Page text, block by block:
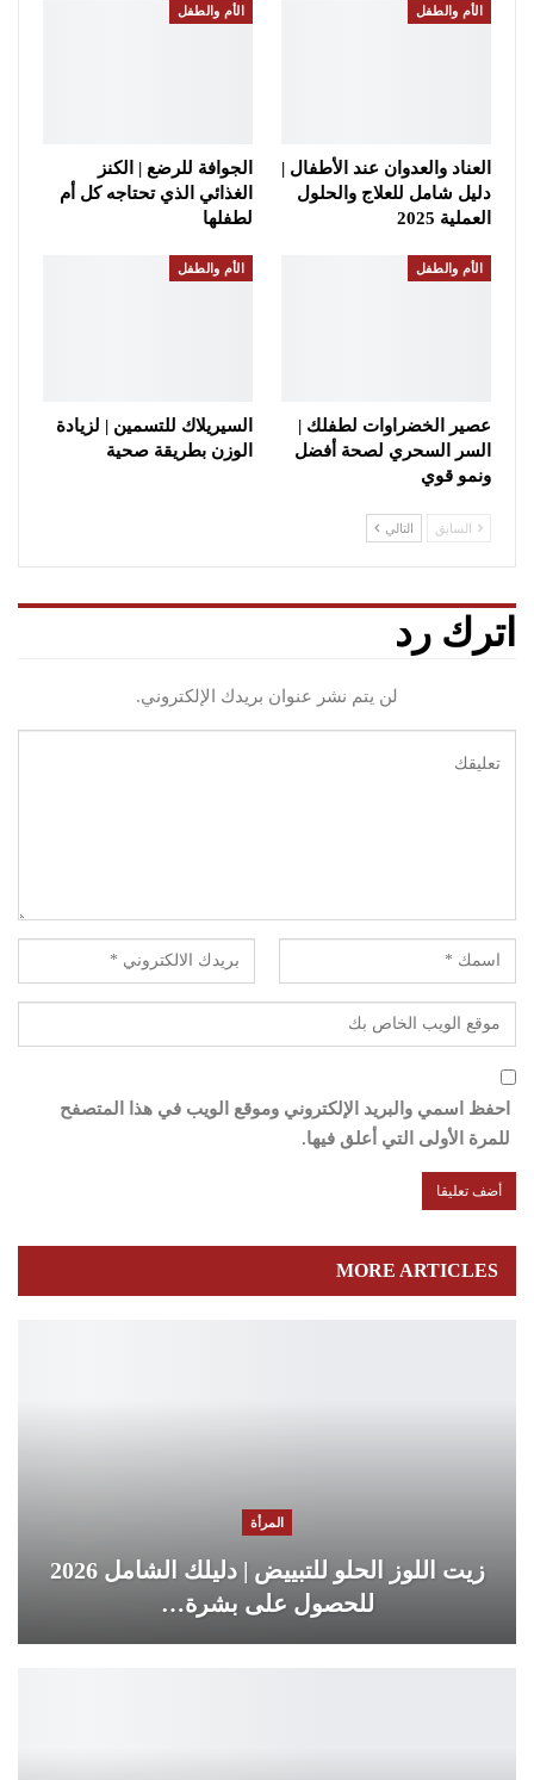
الأم والطفل
العناد والعدوان عند الأطفال |
دليل شامل للعلاج والحلول
العملية 2025
الأم والطفل
الجوافة للرضع | الكنز
الغذائي الذي تحتاجه كل أم
لطفلها
الأم والطفل
عصير الخضراوات لطفلك |
السر السحري لصحة أفضل
ونمو قوي
الأم والطفل
السيريلاك للتسمين | لزيادة
الوزن بطريقة صحية
السابق التالي
اترك رد
لن يتم نشر عنوان بريدك الإلكتروني.
احفظ اسمي والبريد الإلكتروني وموقع الويب في هذا المتصفح
للمرة الأولى التي أعلق فيها.
MORE ARTICLES
المرأة
زيت اللوز الحلو للتبييض | دليلك الشامل 2026
للحصول على بشرة…